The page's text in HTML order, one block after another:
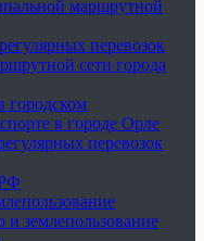
маршрутной
перевозок
сети города
городском
в городе Орле
перевозок
и землепользование